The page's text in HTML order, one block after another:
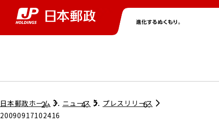
グループ情報トップ
株主・投資家情報トップ
ニューストップ
サステナビリティトップ
採用情報トップ
日本郵政ホーム ニュース
プレスリリース
20090917102416